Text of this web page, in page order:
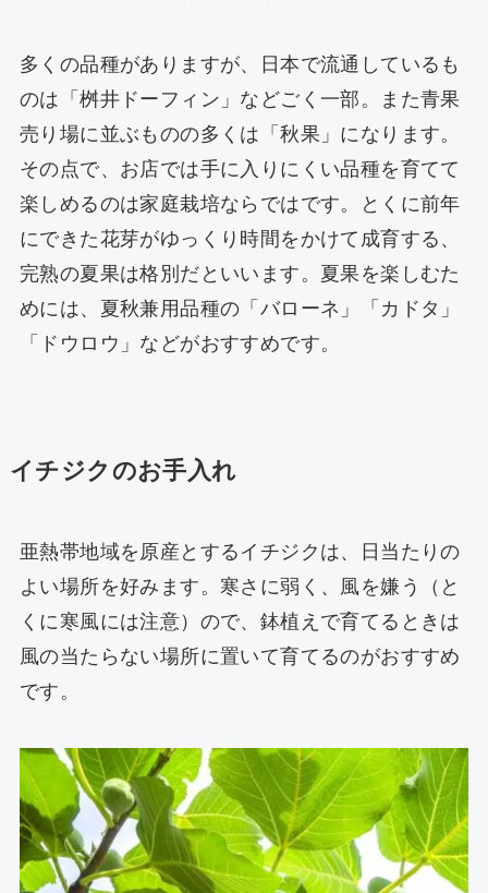
多くの品種がありますが、日本で流通しているも
のは「桝井ドーフィン」などごく一部。また青果
売り場に並ぶものの多くは「秋果」になります。
その点で、お店では手に入りにくい品種を育てて
楽しめるのは家庭栽培ならではです。とくに前年
にできた花芽がゆっくり時間をかけて成育する、
完熟の夏果は格別だといいます。夏果を楽しむた
めには、夏秋兼用品種の「バローネ」「カドタ」
「ドウロウ」などがおすすめです。
イチジクのお手入れ
亜熱帯地域を原産とするイチジクは、日当たりの
よい場所を好みます。寒さに弱く、風を嫌う（と
くに寒風には注意）ので、鉢植えで育てるときは
風の当たらない場所に置いて育てるのがおすすめ
です。